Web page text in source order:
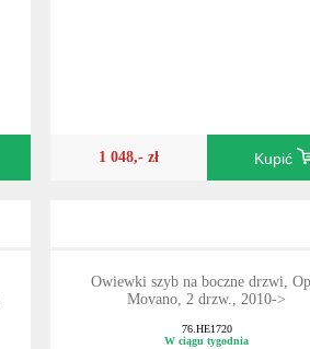
1 048,- zł Kupić
Owiewki szyb na boczne drzwi,
Movano, 2 drzw., 2010->
76.HE1720
W ciągu tygodnia